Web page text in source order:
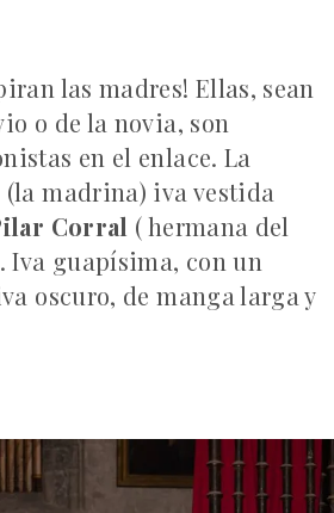
las madres! Ellas, sean
o de la novia, son
en el enlace. La
madrina) iva vestida
Corral ( hermana del
Iva guapísima, con un
oscuro, de manga larga y